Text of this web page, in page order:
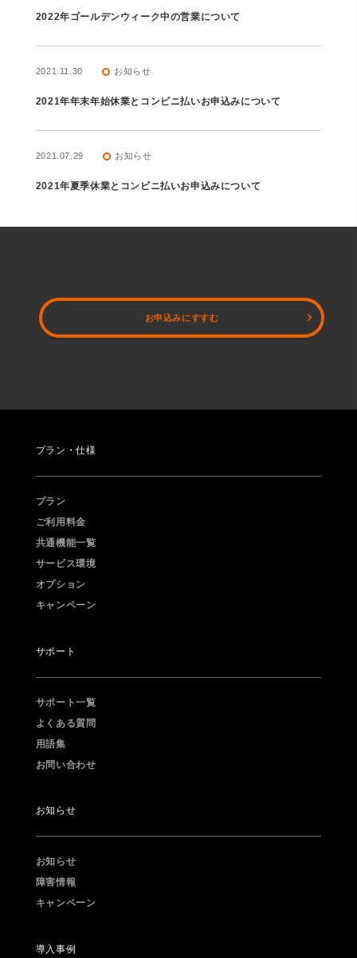
2022年ゴールデンウィーク中の営業について
2021.11.30 trip_origin お知らせ
2021年年末年始休業とコンビニ払いお申込みについて
2021.07.29 trip_origin お知らせ
2021年夏季休業とコンビニ払いお申込みについて
2020年年末年始休業のお知らせとコンビニ払いお申込みについ
て
2020.08.03
2020年夏季休業とコンビニ払いお申込みについて
2020.06.22
2020.04.16
2020年ゴールデンウィーク中の営業とコンビニ払いお申込みに
ついて
2019.12.03
て
お申込みにすすむ
プラン・仕様
プラン
ご利用料金
共通機能一覧
サービス環境
オプション
キャンペーン
サポート
サポート一覧
よくある質問
用語集
お問い合わせ
お知らせ
お知らせ
障害情報
キャンペーン
導入事例